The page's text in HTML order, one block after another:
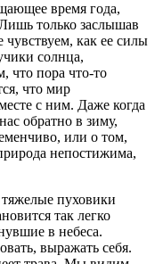
время года,
только заслышав
как ее силы
солнца,
что пора что-то
что мир
с ним. Даже когда
обратно в зиму,
или о том,
непостижима,
пуховики
так легко
в небеса.
выражать себя.